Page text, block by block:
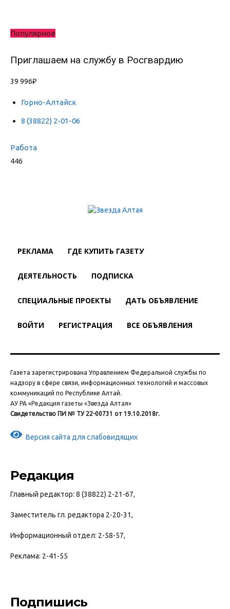
Популярное
Приглашаем на службу в Росгвардию
39 996₽
Горно-Алтайск
8 (38822) 2-01-06
Работа
446
РЕКЛАМА ГДЕ КУПИТЬ ГАЗЕТУ
ДЕЯТЕЛЬНОСТЬ ПОДПИСКА
СПЕЦИАЛЬНЫЕ ПРОЕКТЫ ДАТЬ ОБЪЯВЛЕНИЕ
ВОЙТИ РЕГИСТРАЦИЯ ВСЕ ОБЪЯВЛЕНИЯ
Газета зарегистрирована Управлением Федеральной службы по
надзору в сфере связи, информационных технологий и массовых
коммуникаций по Республике Алтай.
АУ РА «Редакция газеты «Звезда Алтая»
Свидетельство ПИ № ТУ 22-00731 от 19.10.2018г.
Версия сайта для слабовидящих
Редакция
Главный редактор: 8 (38822) 2-21-67,
Заместитель гл. редактора 2-20-31,
Информационный отдел: 2-58-57,
Реклама: 2-41-55
Подпишись